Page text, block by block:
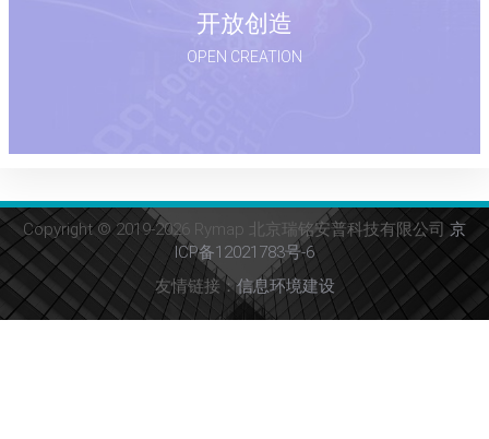
开放创造
OPEN CREATION
Copyright © 2019-2026 Rymap 北京瑞铭安普科技有限公司京
ICP备12021783号-6
友情链接：信息环境建设